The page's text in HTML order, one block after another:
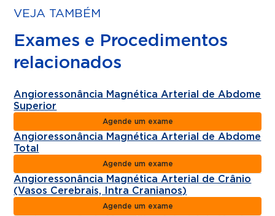
VEJA TAMBÉM
Exames e Procedimentos
relacionados
Angioressonância Magnética Arterial de Abdome
Superior
Agende um exame
Angioressonância Magnética Arterial de Abdome
Total
Agende um exame
Angioressonância Magnética Arterial de Crânio
(Vasos Cerebrais, Intra Cranianos)
Agende um exame